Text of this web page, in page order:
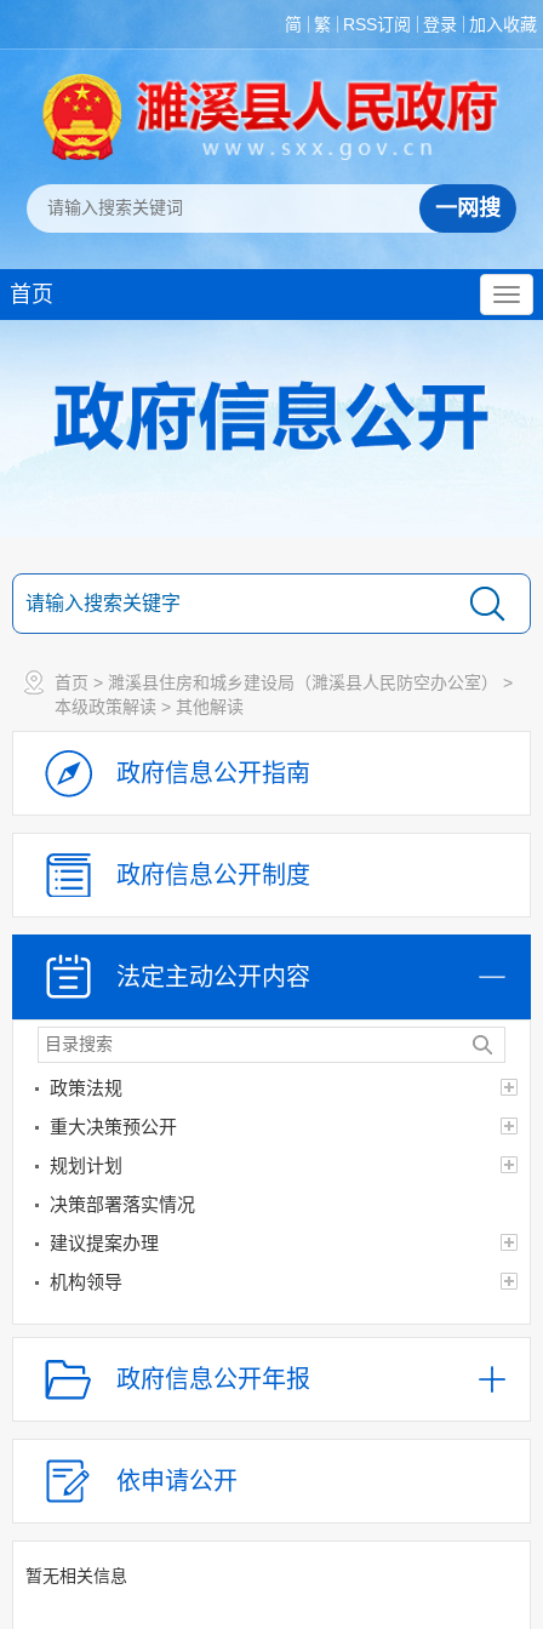
简 繁 RSS订阅 登录 加入收藏
首页
首页 > 濉溪县住房和城乡建设局（濉溪县人民防空办公室）
>
本级政策解读 > 其他解读
政府信息公开指南
政府信息公开制度
法定主动公开内容
政策法规
重大决策预公开
规划计划
决策部署落实情况
建议提案办理
机构领导
机构设置
人事信息
财政资金
应急管理
乡村振兴（精准脱贫）
整情况
公共服务和中介服务
政府信息公开年报
依申请公开
暂无相关信息